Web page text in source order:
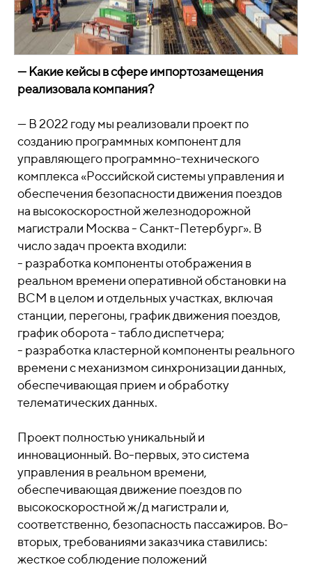
— Какие кейсы в сфере импортозамещения
реализовала компания?
— В 2022 году мы реализовали проект по
созданию программных компонент для
управляющего программно-технического
комплекса «Российской системы управления и
обеспечения безопасности движения поездов
на высокоскоростной железнодорожной
магистрали Москва - Санкт-Петербург». В
число задач проекта входили:
- разработка компоненты отображения в
реальном времени оперативной обстановки на
ВСМ в целом и отдельных участках, включая
станции, перегоны, график движения поездов,
график оборота - табло диспетчера;
- разработка кластерной компоненты реального
времени с механизмом синхронизации данных,
обеспечивающая прием и обработку
телематических данных.
Проект полностью уникальный и
инновационный. Во-первых, это система
управления в реальном времени,
обеспечивающая движение поездов по
высокоскоростной ж/д магистрали и,
соответственно, безопасность пассажиров. Во-
вторых, требованиями заказчика ставились:
жесткое соблюдение положений